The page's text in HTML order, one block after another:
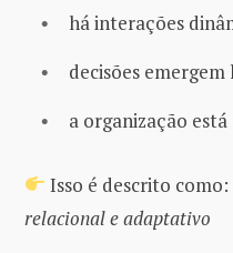
há interações
decisões
a organização
Isso é descrito como:
relacional e adaptativo